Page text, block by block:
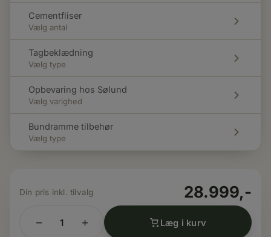
Cementfliser
Vælg antal
Tagbeklædning
Vælg type
Opbevaring hos Sølund
Vælg varighed
Bundramme tilbehør
Vælg type
28.999,-
− + Læg i kurv